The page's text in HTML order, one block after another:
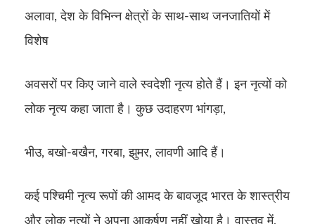
अलावा, देश के विभिन्न क्षेत्रों के साथ-साथ जनजातियों में
विशेष
अवसरों पर किए जाने वाले स्वदेशी नृत्य होते हैं। इन नृत्यों को
लोक नृत्य कहा जाता है। कुछ उदाहरण भांगड़ा,
भीउ, बखो-बखैन, गरबा, झुमर, लावणी आदि हैं।
कई पश्चिमी नृत्य रूपों की आमद के बावजूद भारत के शास्त्रीय
और लोक नृत्यों ने अपना आकर्षण नहीं खोया है। वास्तव में,